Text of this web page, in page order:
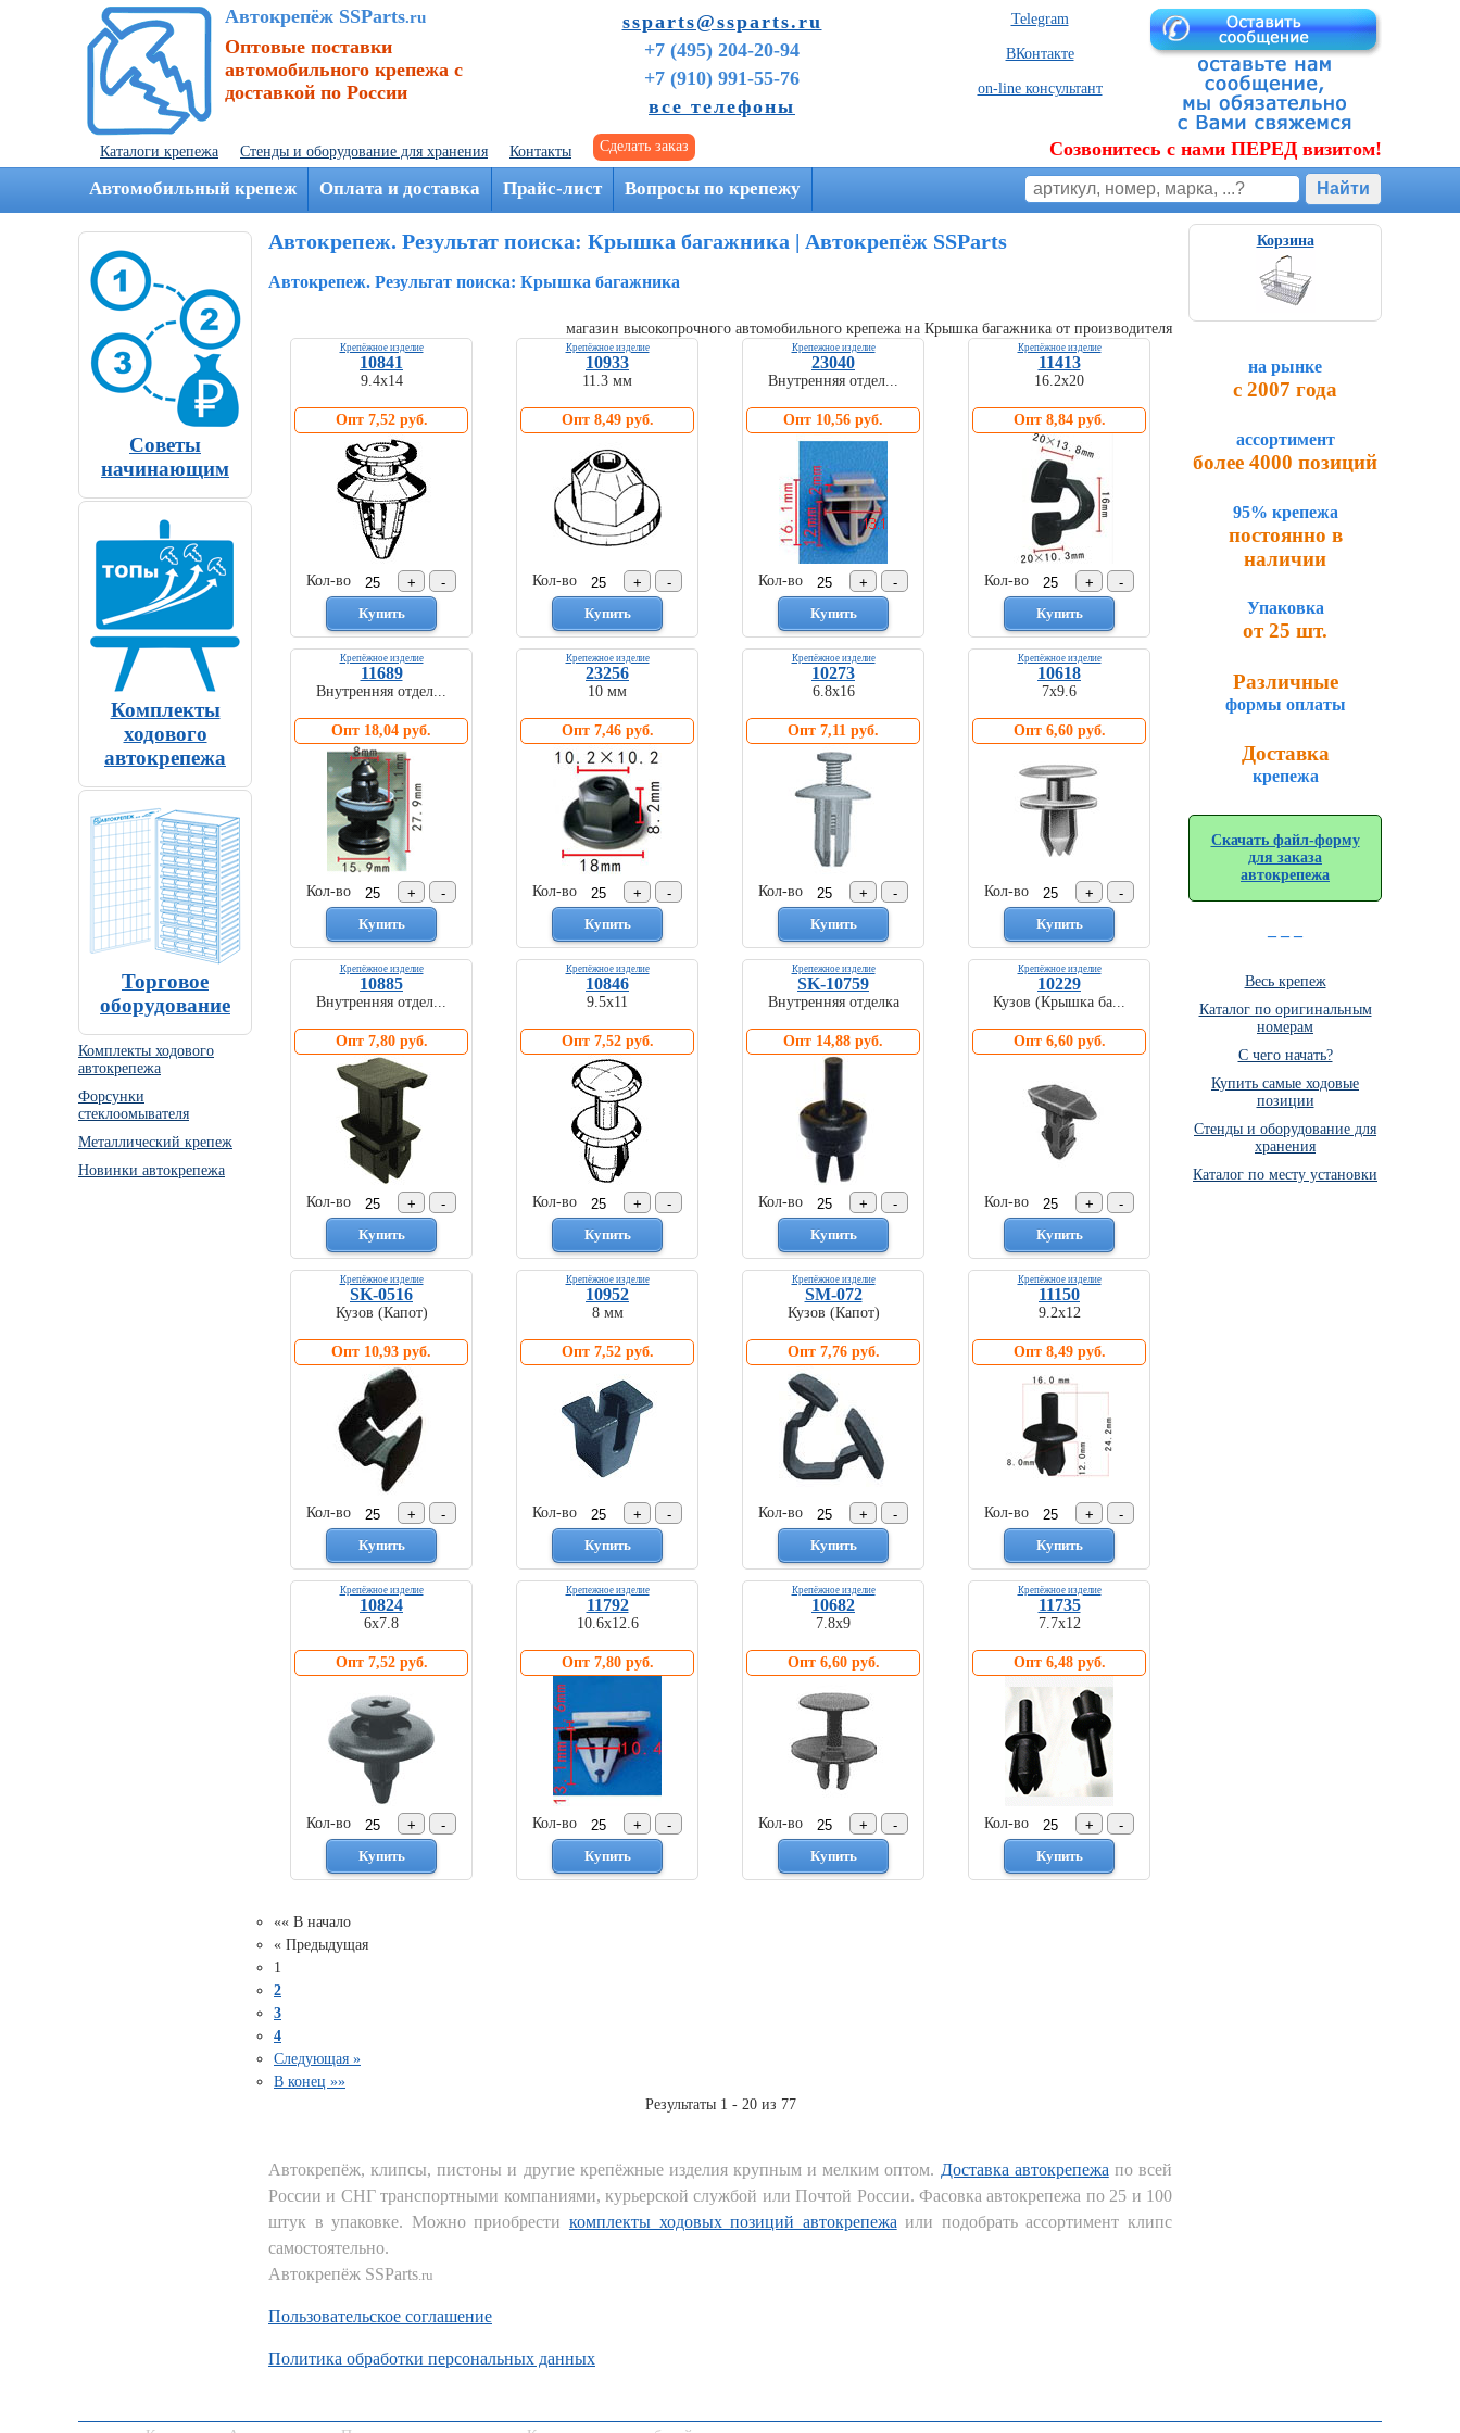
Автокрепёж SSParts.ru
Оптовые поставки
автомобильного крепежа с
доставкой по России
ssparts@ssparts.ru
+7 (495) 204-20-94
+7 (910) 991-55-76
все телефоны
г. Иваново
Telegram
ВКонтакте
on-line консультант
Каталоги крепежа Стенды и оборудование для хранения Контакты Сделать заказ Созвонитесь с нами ПЕРЕД визитом!
Автомобильный крепеж Оплата и доставка Прайс-лист Вопросы по крепежу
Советы
начинающим
Комплекты
ходового
автокрепежа
Торговое
оборудование
Комплекты ходового
автокрепежа
Форсунки
стеклоомывателя
Металлический крепеж
Новинки автокрепежа
Автокрепеж. Результат поиска: Крышка багажника | Автокрепёж SSParts
Автокрепеж. Результат поиска: Крышка багажника
магазин высокопрочного автомобильного крепежа на Крышка багажника от производителя
Крепёжное изделие
10841
9.4х14
Опт 7,52 руб.
Кол-во
Крепёжное изделие
10933
11.3 мм
Опт 8,49 руб.
Кол-во
Крепежное изделие
23040
Внутренняя отдел...
Опт 10,56 руб.
Кол-во
Крепёжное изделие
11413
16.2x20
Опт 8,84 руб.
Кол-во
Крепёжное изделие
11689
Внутренняя отдел...
Опт 18,04 руб.
Кол-во
Крепежное изделие
23256
10 мм
Опт 7,46 руб.
Кол-во
Крепёжное изделие
10273
6.8х16
Опт 7,11 руб.
Кол-во
Крепёжное изделие
10618
7х9.6
Опт 6,60 руб.
Кол-во
Крепёжное изделие
10885
Внутренняя отдел...
Опт 7,80 руб.
Кол-во
Крепёжное изделие
10846
9.5х11
Опт 7,52 руб.
Кол-во
Крепежное изделие
SK-10759
Внутренняя отделка
Опт 14,88 руб.
Кол-во
Крепёжное изделие
10229
Кузов (Крышка ба...
Опт 6,60 руб.
Кол-во
Крепёжное изделие
SK-0516
Кузов (Капот)
Опт 10,93 руб.
Кол-во
Крепёжное изделие
10952
8 мм
Опт 7,52 руб.
Кол-во
Крепёжное изделие
SM-072
Кузов (Капот)
Опт 7,76 руб.
Кол-во
Крепёжное изделие
11150
9.2х12
Опт 8,49 руб.
Кол-во
Крепёжное изделие
10824
6х7.8
Опт 7,52 руб.
Кол-во
Крепежное изделие
11792
10.6х12.6
Опт 7,80 руб.
Кол-во
Крепёжное изделие
10682
7.8х9
Опт 6,60 руб.
Кол-во
Крепёжное изделие
11735
7.7х12
Опт 6,48 руб.
Кол-во
«« В начало
« Предыдущая
1
2
3
4
Следующая »
В конец »»
Результаты 1 - 20 из 77
Автокрепёж, клипсы, пистоны и другие крепёжные изделия крупным и мелким оптом. Доставка автокрепежа по всей
России и СНГ транспортными компаниями, курьерской службой или Почтой России. Фасовка автокрепежа по 25 и 100
штук в упаковке. Можно приобрести комплекты ходовых позиций автокрепежа или подобрать ассортимент клипс
самостоятельно.
Автокрепёж SSParts .ru
Пользовательское соглашение
Политика обработки персональных данных
Корзина
на рынке
с 2007 года
ассортимент
более 4000 позиций
95% крепежа
постоянно в
наличии
Упаковка
от 25 шт.
Различные
формы оплаты
Доставка
крепежа
Скачать файл-форму
для заказа
автокрепежа
Весь крепеж
Каталог по оригинальным
номерам
C чего начать?
Купить самые ходовые
позиции
Стенды и оборудование для
хранения
Каталог по месту установки